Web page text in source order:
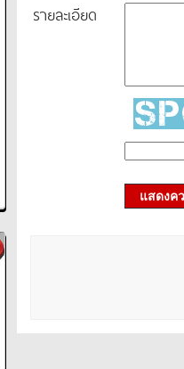
รายละเอียด
แสดงค